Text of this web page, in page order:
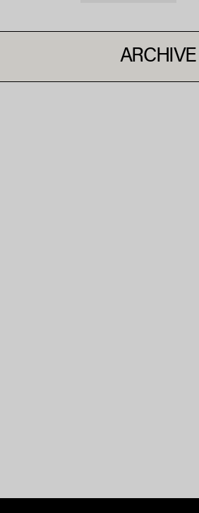
ARCHIVE